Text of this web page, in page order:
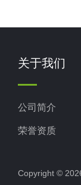
关于我们
公司简介
荣誉资质
Copyright ©